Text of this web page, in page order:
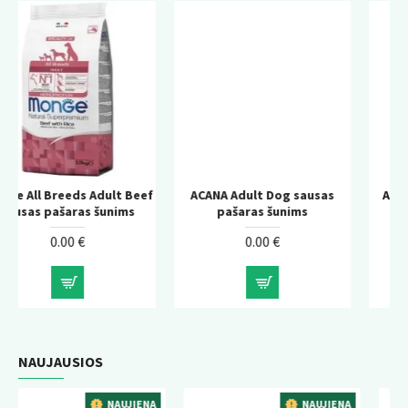
Beef
ACANA Adult Dog sausas
pašaras šunims
ACANA Adult Large
sausas pašaras šunims
NAUJAUSIOS